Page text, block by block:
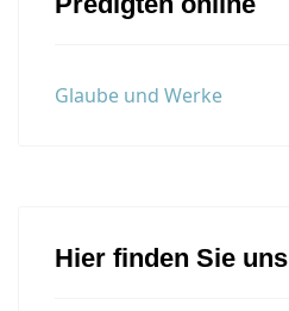
Glaube und Werke
Hier finden Sie uns